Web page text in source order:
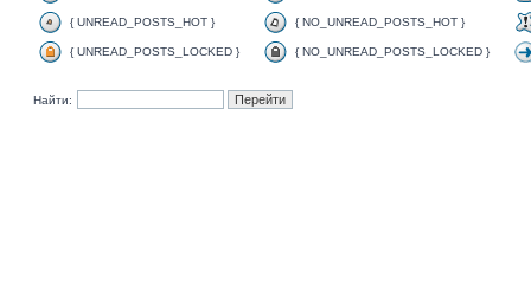
{ UNREAD_POSTS_HOT } { NO_UNREAD_POSTS_HOT }
{ UNREAD_POSTS_LOCKED } { NO_UNREAD_POSTS_LOCKED }
Найти: